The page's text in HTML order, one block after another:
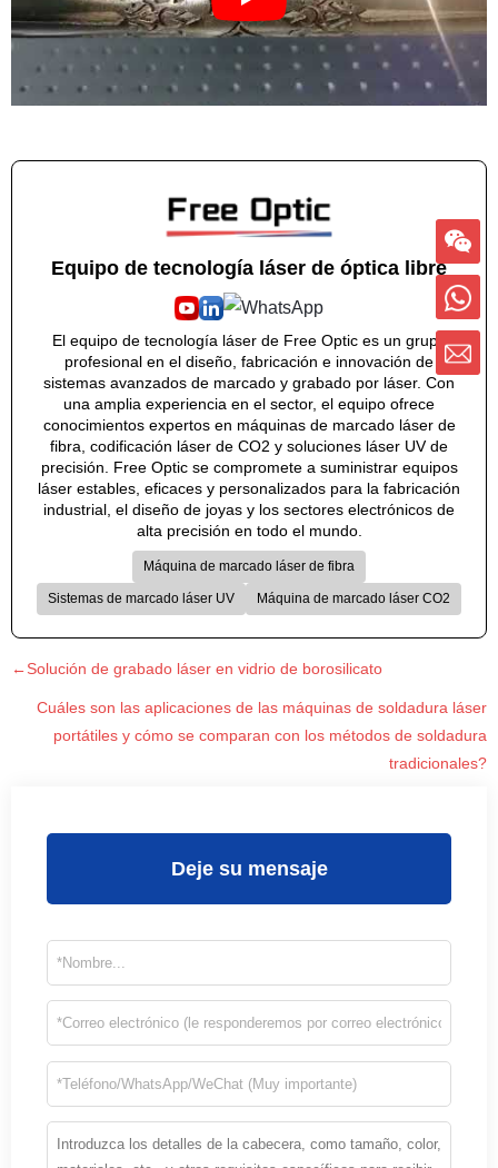
Equipo de tecnología láser de óptica libre
El equipo de tecnología láser de Free Optic es un grupo
profesional en el diseño, fabricación e innovación de
sistemas avanzados de marcado y grabado por láser. Con
una amplia experiencia en el sector, el equipo ofrece
conocimientos expertos en máquinas de marcado láser de
fibra, codificación láser de CO2 y soluciones láser UV de
precisión. Free Optic se compromete a suministrar equipos
láser estables, eficaces y personalizados para la fabricación
industrial, el diseño de joyas y los sectores electrónicos de
alta precisión en todo el mundo.
Máquina de marcado láser de fibra
Sistemas de marcado láser UV Máquina de marcado láser CO2
←Solución de grabado láser en vidrio de borosilicato
Cuáles son las aplicaciones de las máquinas de soldadura láser
portátiles y cómo se comparan con los métodos de soldadura
tradicionales?
Deje su mensaje